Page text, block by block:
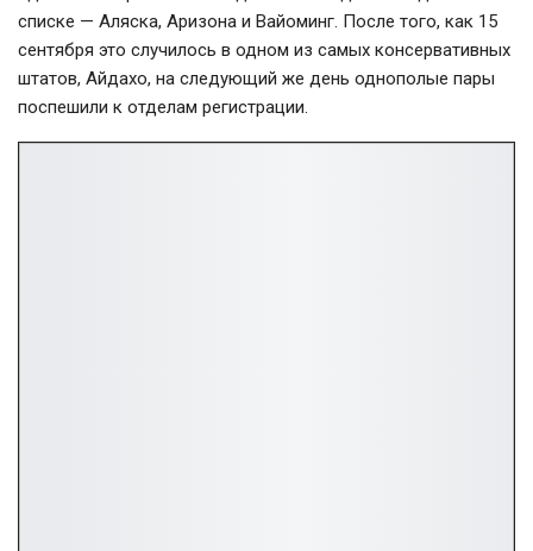
списке — Аляска, Аризона и Вайоминг. После того, как 15
сентября это случилось в одном из самых консервативных
штатов, Айдахо, на следующий же день однополые пары
поспешили к отделам регистрации.